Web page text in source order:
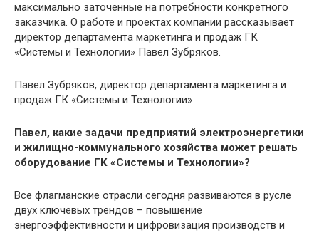
максимально заточенные на потребности конкретного
заказчика. О работе и проектах компании рассказывает
директор департамента маркетинга и продаж ГК
«Системы и Технологии» Павел Зубряков.
Павел Зубряков, директор департамента маркетинга и
продаж ГК «Системы и Технологии»
Павел, какие задачи предприятий электроэнергетики
и жилищно-коммунального хозяйства может решать
оборудование ГК «Системы и Технологии»?
Все флагманские отрасли сегодня развиваются в русле
двух ключевых трендов – повышение
энергоэффективности и цифровизация производств и